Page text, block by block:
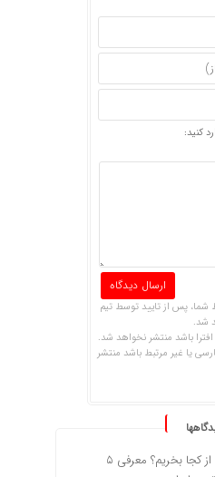
کنید:
پس از تایید توسط تیم
شد.
باشد منتشر نخواهد شد.
یا غیر مرتبط باشد منتشر
قهوه باکیفیت از کجا بخریم؟ معرفی ۵